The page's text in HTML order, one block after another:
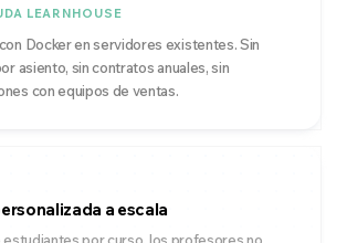
LEARNHOUSE
Docker en servidores existentes. Sin
asiento, sin contratos anuales, sin
con equipos de ventas.
a escala